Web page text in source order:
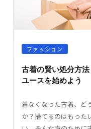
ファッション
古着の賢い処分方
ユースを始めよう
着なくなった古着、ど
か？捨てるのはもった